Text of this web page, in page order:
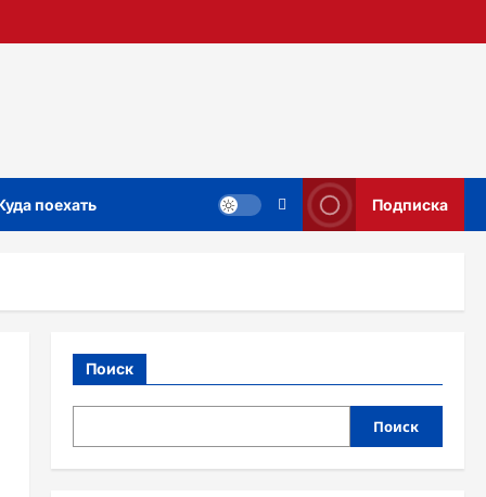
поехать Подписка
Поиск
Поиск